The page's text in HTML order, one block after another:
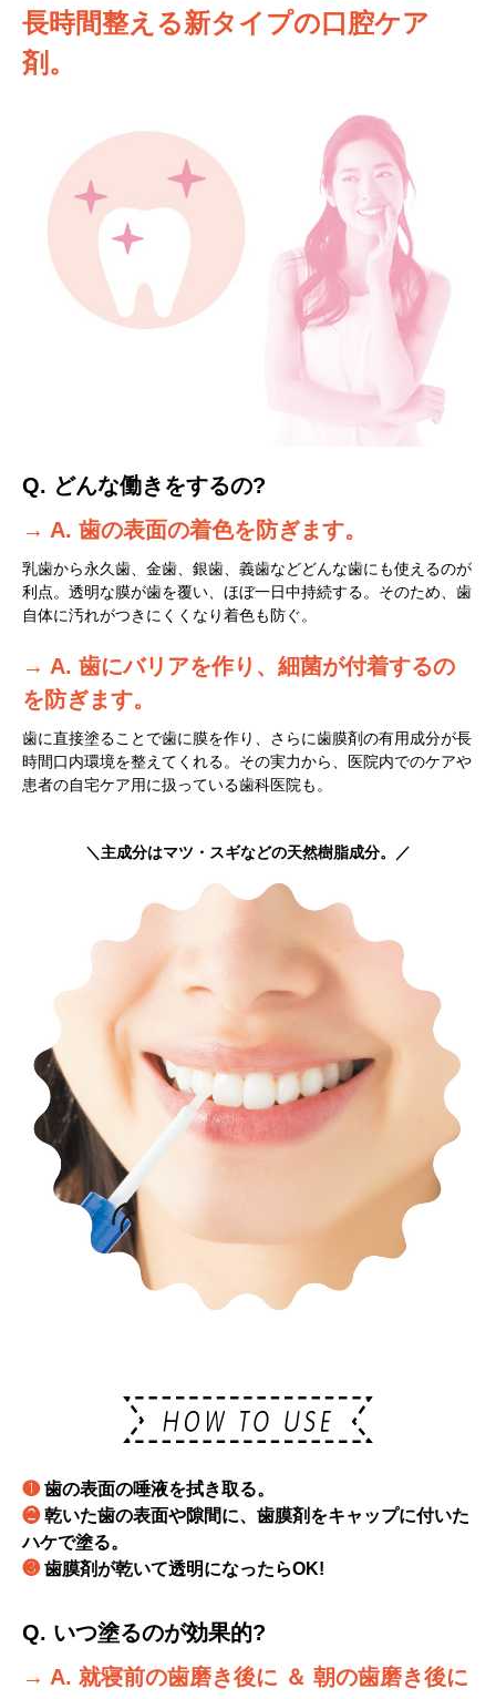
長時間整える新タイプの口腔ケア
剤。
Q. どんな働きをするの?
→ A. 歯の表面の着色を防ぎます。
乳歯から永久歯、金歯、銀歯、義歯などどんな歯にも使えるのが
利点。透明な膜が歯を覆い、ほぼ一日中持続する。そのため、歯
自体に汚れがつきにくくなり着色も防ぐ。
→ A. 歯にバリアを作り、細菌が付着するの
を防ぎます。
歯に直接塗ることで歯に膜を作り、さらに歯膜剤の有用成分が長
時間口内環境を整えてくれる。その実力から、医院内でのケアや
患者の自宅ケア用に扱っている歯科医院も。
＼主成分はマツ・スギなどの天然樹脂成分。／
❶歯の表面の唾液を拭き取る。
❷乾いた歯の表面や隙間に、歯膜剤をキャップに付いた
ハケで塗る。
❸歯膜剤が乾いて透明になったらOK!
Q. いつ塗るのが効果的?
→ A. 就寝前の歯磨き後に ＆ 朝の歯磨き後に